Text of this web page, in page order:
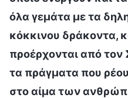
όλα γεμάτα με τα
κόκκινου δράκοντα,
προέρχονται από
τα πράγματα που
στο αίμα των